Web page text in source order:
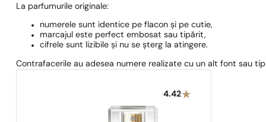
La parfumurile originale:
numerele sunt identice pe flacon și pe cutie,
marcajul este perfect embosat sau tipărit,
cifrele sunt lizibile și nu se șterg la atingere.
Contrafacerile au adesea numere realizate cu un alt font sau
4.42